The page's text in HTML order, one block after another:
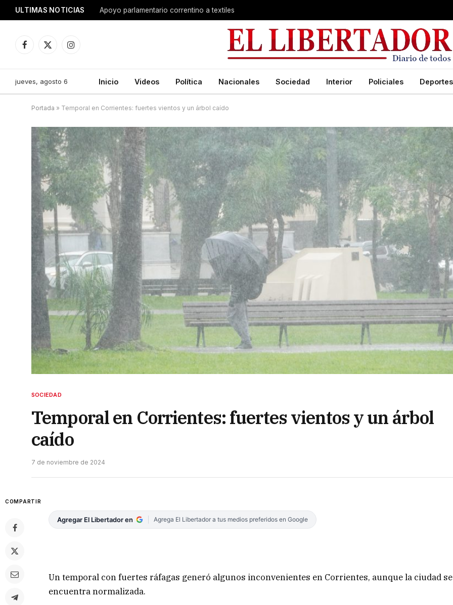
ULTIMAS NOTICIAS Apoyo parlamentario correntino a textiles
Facebook
X
Instagram
jueves, agosto 6 Inicio Videos Política Nacionales Sociedad Interior Policiales Deportes
Portada » Temporal en Corrientes: fuertes vientos y un árbol caído
SOCIEDAD
Temporal en Corrientes: fuertes vientos y un árbol
caído
7 de noviembre de 2024
COMPARTIR
Agregar El Libertador en Agrega El Libertador a tus medios preferidos en Google
Un temporal con fuertes ráfagas generó algunos inconvenientes en Corrientes, aunque la ciudad se
encuentra normalizada.